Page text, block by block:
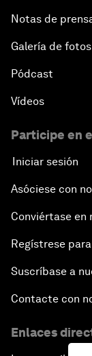
Notas de
Galería de fotos
Pódcast
Vídeos
Participe en
Iniciar sesión
Asóciese con
Conviértase en
Regístrese
Suscríbase a
Contacte con
Enlaces